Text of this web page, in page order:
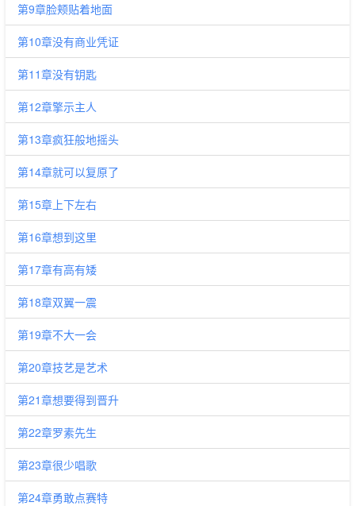
第9章脸颊贴着地面
第10章没有商业凭证
第11章没有钥匙
第12章擎示主人
第13章疯狂般地摇头
第14章就可以复原了
第15章上下左右
第16章想到这里
第17章有高有矮
第18章双翼一震
第19章不大一会
第20章技艺是艺术
第21章想要得到晋升
第22章罗素先生
第23章很少唱歌
第24章勇敢点赛特